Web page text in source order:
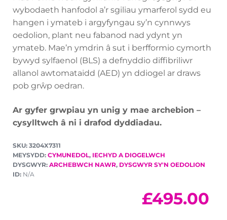
wybodaeth hanfodol a’r sgiliau ymarferol sydd eu
hangen i ymateb i argyfyngau sy’n cynnwys
oedolion, plant neu fabanod nad ydynt yn
ymateb. Mae’n ymdrin â sut i berfformio cymorth
bywyd sylfaenol (BLS) a defnyddio diffibriliwr
allanol awtomataidd (AED) yn ddiogel ar draws
pob grŵp oedran.
Ar gyfer grwpiau yn unig y mae archebion –
cysylltwch â ni i drafod dyddiadau.
SKU: 3204X7311
MEYSYDD: CYMUNEDOL, IECHYD A DIOGELWCH
DYSGWYR: ARCHEBWCH NAWR, DYSGWYR SY'N OEDOLION
ID: N/A
£495.00